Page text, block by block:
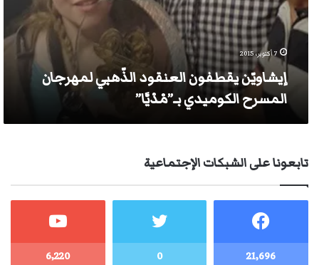
7 أكتوبر، 2015
إيشاويّن يقطفون العنقود الذّهبي لمهرجان
المسرح الكوميدي بـ”مْدْيَّا”
تابعونا على الشبكات الإجتماعية
21٬696 0 6٬220